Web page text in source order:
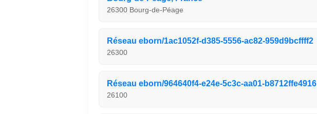
26300 Bourg-de-Péage
Réseau eborn/1ac1052f-d385-5556-ac82-959d9bcffff2
26300
Réseau eborn/964640f4-e24e-5c3c-aa01-b8712ffe4916
26100